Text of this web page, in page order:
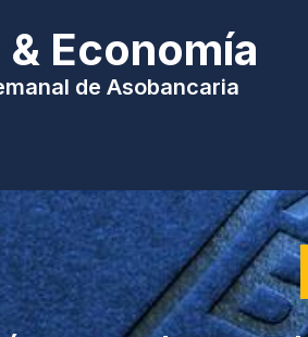
Economía
de Asobancaria